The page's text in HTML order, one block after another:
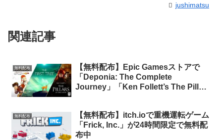
jushimatsu
関連記事
無料配布
【無料配布】Epic Gamesストアで
「Deponia: The Complete
Journey」「Ken Follett’s The Pillars
無料配布
【無料配布】itch.ioで重機運転ゲーム
「Frick, Inc.」が24時間限定で無料配
布中